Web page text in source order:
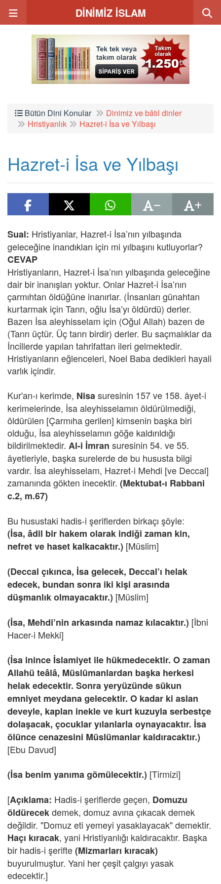
DİNİMİZ İSLAM
Bütün Dini Konular
Dinimiz ve bâtıl dinler
Hristiyanlık
Hazret-i İsa ve Yılbaşı
Hazret-i İsa ve Yılbaşı
Sual: Hristiyanlar, Hazret-i İsa’nın yılbaşında
geleceğine inandıkları için mi yılbaşını kutluyorlar?
CEVAP
Hristiyanların, Hazret-i İsa’nın yılbaşında geleceğine
dair bir inanışları yoktur. Onlar Hazret-i İsa’nın
çarmıhtan öldüğüne inanırlar. (İnsanları günahtan
kurtarmak için Tanrı, oğlu İsa’yı öldürdü) derler.
Bazen İsa aleyhisselam için (Oğul Allah) bazen de
(Tanrı üçtür. Üç tanrı birdir) derler. Bu saçmalıklar da
İncillerde yapılan tahrifattan ileri gelmektedir.
Hristiyanların eğlenceleri, Noel Baba dedikleri hayali
varlık içindir.
Kur'an-ı kerimde, Nisasuresinin 157 ve 158. âyet-i
kerimelerinde, İsa aleyhisselamın öldürülmediği,
öldürülen [Çarmıha gerilen] kimsenin başka biri
olduğu, İsa aleyhisselamın göğe kaldırıldığı
bildirilmektedir. Al-i İmran suresinin 54. ve 55.
âyetleriyle, başka surelerde de bu hususta bilgi
vardır. İsa aleyhisselam, Hazret-i Mehdi [ve Deccal]
zamanında gökten inecektir. (Mektubat-ı Rabbani
c.2, m.67)
Bu husustaki hadis-i şeriflerden birkaçı şöyle:
(İsa, âdil bir hakem olarak indiği zaman kin,
nefret ve haset kalkacaktır.) [Müslim]
(Deccal çıkınca, İsa gelecek, Deccal’ı helak
edecek, bundan sonra iki kişi arasında
düşmanlık olmayacaktır.) [Müslim]
(İsa, Mehdi’nin arkasında namaz kılacaktır.) [İbni
Hacer-i Mekki]
(İsa inince İslamiyet ile hükmedecektir. O zaman
Allahü teâlâ, Müslümanlardan başka herkesi
helak edecektir. Sonra yeryüzünde sükun
emniyet meydana gelecektir. O kadar ki aslan
deveyle, kaplan inekle ve kurt kuzuyla serbestçe
dolaşacak, çocuklar yılanlarla oynayacaktır. İsa
ölünce cenazesini Müslümanlar kaldıracaktır.)
[Ebu Davud]
(İsa benim yanıma gömülecektir.) [Tirmizi]
[Açıklama: Hadis-i şeriflerde geçen, Domuzu
öldürecekdemek, domuz avına çıkacak demek
değildir. "Domuz eti yemeyi yasaklayacak" demektir.
Haçı kıracak, yani Hristiyanlığı kaldıracaktır. Başka
bir hadis-i şerifte(Mizmarları kıracak)
buyurulmuştur. Yani her çeşit çalgıyı yasak
edecektir.]